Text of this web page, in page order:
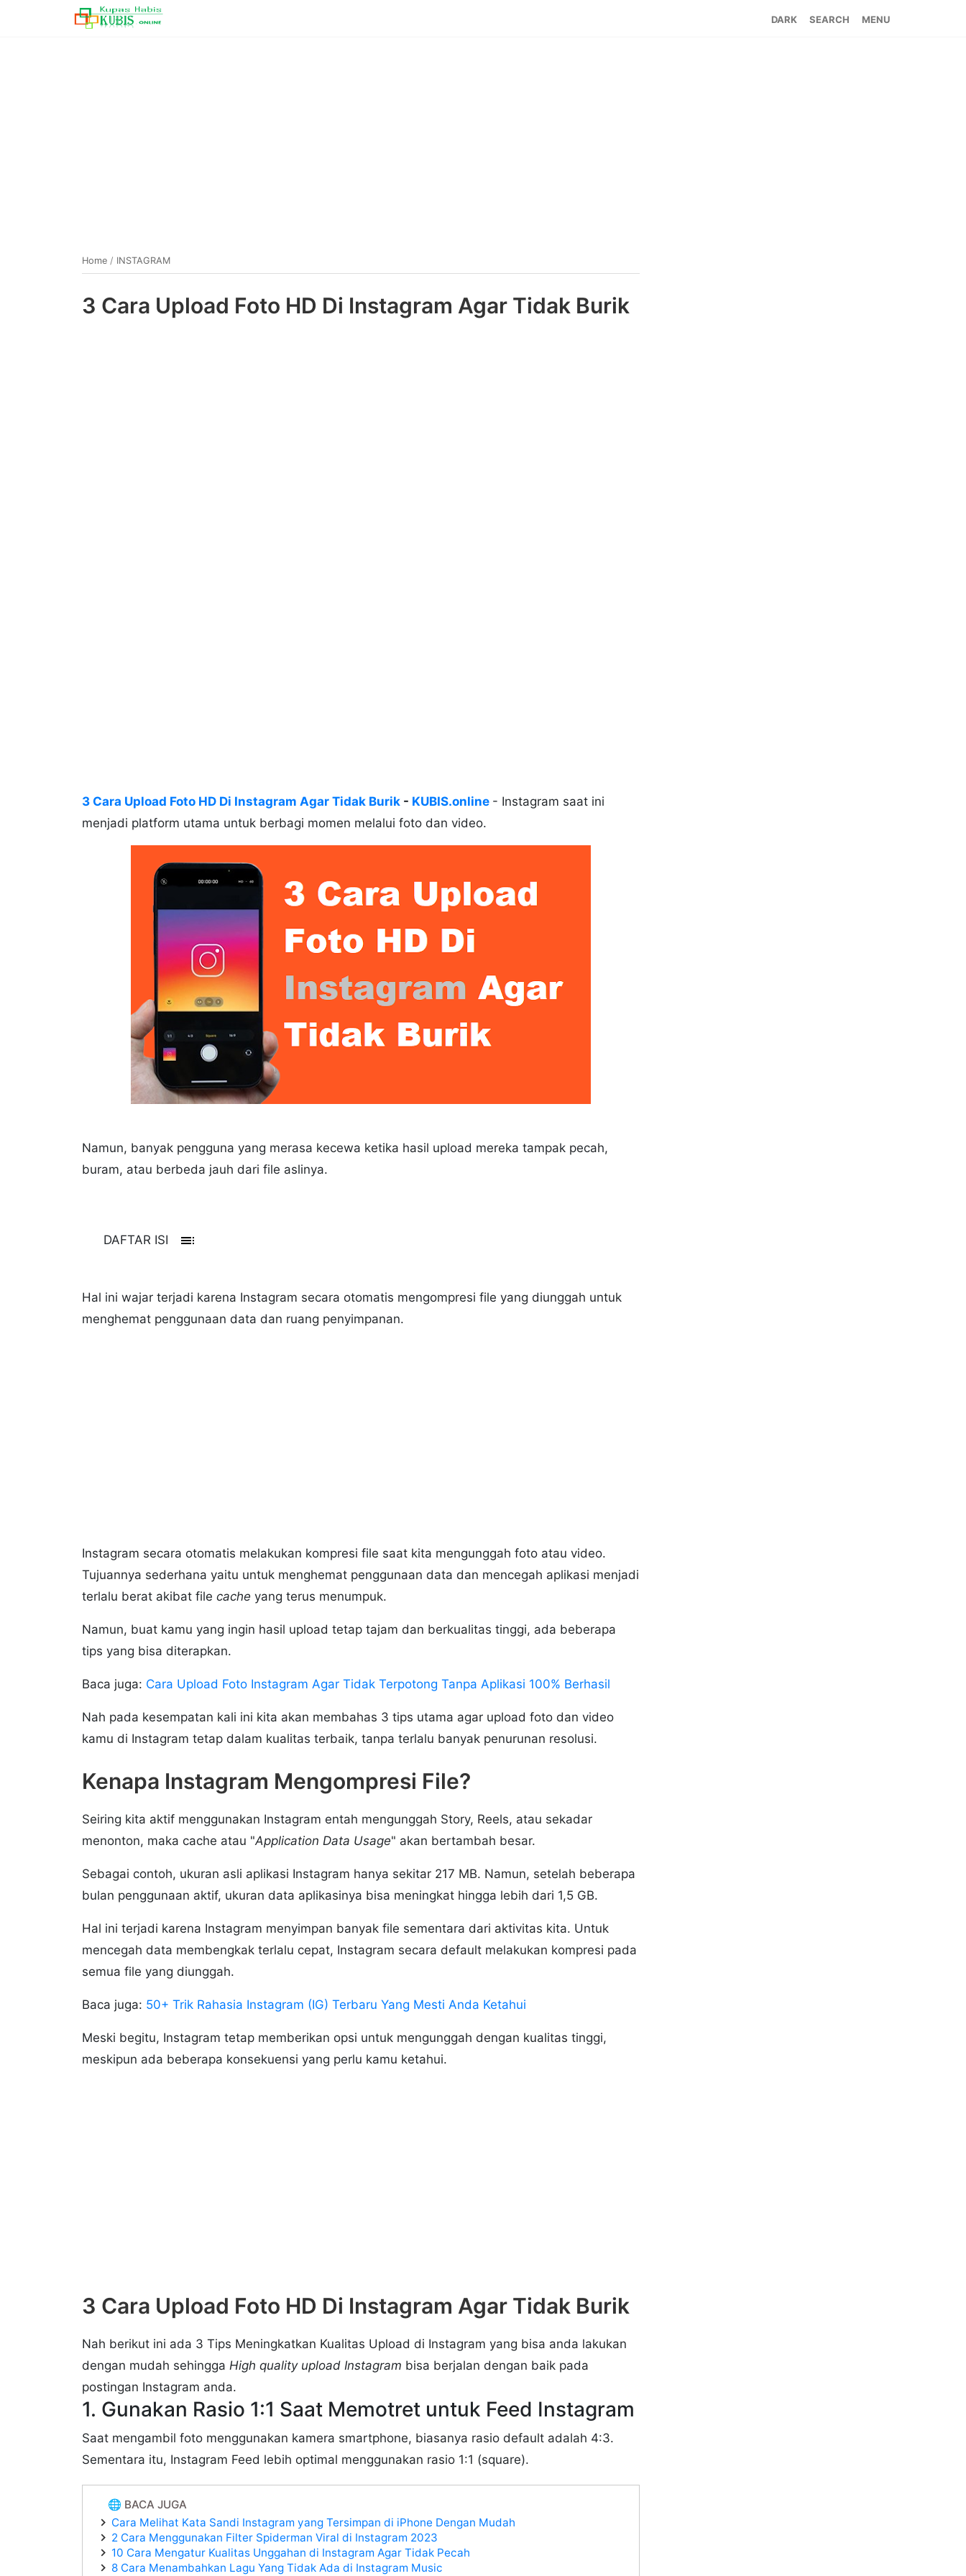
SEARCH MENU
Home / INSTAGRAM
3 Cara Upload Foto HD Di Instagram Agar Tidak Burik
3 Cara Upload Foto HD Di Instagram Agar Tidak Burik - KUBIS.online - Instagram saat ini
menjadi platform utama untuk berbagi momen melalui foto dan video.
Namun, banyak pengguna yang merasa kecewa ketika hasil upload mereka tampak pecah,
buram, atau berbeda jauh dari file aslinya.
DAFTAR ISI toc
Hal ini wajar terjadi karena Instagram secara otomatis mengompresi file yang diunggah untuk
menghemat penggunaan data dan ruang penyimpanan.
Instagram secara otomatis melakukan kompresi file saat kita mengunggah foto atau video.
Tujuannya sederhana yaitu untuk menghemat penggunaan data dan mencegah aplikasi menjadi
terlalu berat akibat file cache yang terus menumpuk.
Namun, buat kamu yang ingin hasil upload tetap tajam dan berkualitas tinggi, ada beberapa
tips yang bisa diterapkan.
Baca juga: Cara Upload Foto Instagram Agar Tidak Terpotong Tanpa Aplikasi 100% Berhasil
Nah pada kesempatan kali ini kita akan membahas 3 tips utama agar upload foto dan video
kamu di Instagram tetap dalam kualitas terbaik, tanpa terlalu banyak penurunan resolusi.
Kenapa Instagram Mengompresi File?
Seiring kita aktif menggunakan Instagram entah mengunggah Story, Reels, atau sekadar
menonton, maka cache atau "Application Data Usage" akan bertambah besar.
Sebagai contoh, ukuran asli aplikasi Instagram hanya sekitar 217 MB. Namun, setelah beberapa
bulan penggunaan aktif, ukuran data aplikasinya bisa meningkat hingga lebih dari 1,5 GB.
Hal ini terjadi karena Instagram menyimpan banyak file sementara dari aktivitas kita. Untuk
mencegah data membengkak terlalu cepat, Instagram secara default melakukan kompresi pada
semua file yang diunggah.
Baca juga: 50+ Trik Rahasia Instagram (IG) Terbaru Yang Mesti Anda Ketahui
Meski begitu, Instagram tetap memberikan opsi untuk mengunggah dengan kualitas tinggi,
meskipun ada beberapa konsekuensi yang perlu kamu ketahui.
3 Cara Upload Foto HD Di Instagram Agar Tidak Burik
Nah berikut ini ada 3 Tips Meningkatkan Kualitas Upload di Instagram yang bisa anda lakukan
dengan mudah sehingga High quality upload Instagram bisa berjalan dengan baik pada
postingan Instagram anda.
1. Gunakan Rasio 1:1 Saat Memotret untuk Feed Instagram
Saat mengambil foto menggunakan kamera smartphone, biasanya rasio default adalah 4:3.
Sementara itu, Instagram Feed lebih optimal menggunakan rasio 1:1 (square).
🌐 BACA JUGA
Cara Melihat Kata Sandi Instagram yang Tersimpan di iPhone Dengan Mudah
2 Cara Menggunakan Filter Spiderman Viral di Instagram 2023
10 Cara Mengatur Kualitas Unggahan di Instagram Agar Tidak Pecah
8 Cara Menambahkan Lagu Yang Tidak Ada di Instagram Music